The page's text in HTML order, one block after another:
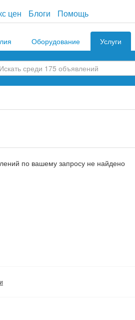
цен Блоги Помощь
Оборудование Услуги
по вашему запросу не найдено